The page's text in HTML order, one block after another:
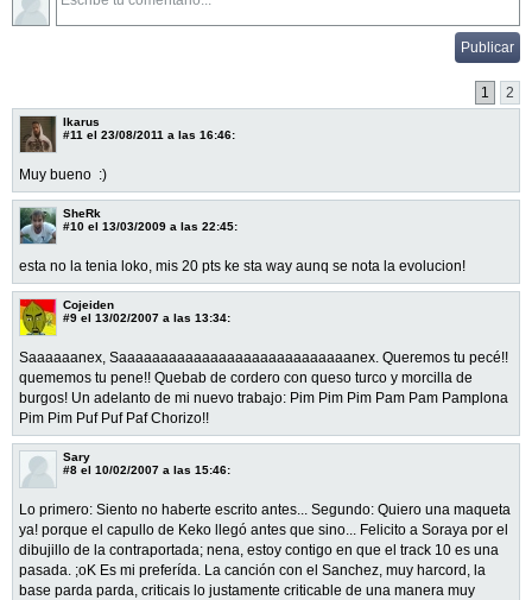
1 2
Ikarus
#11 el 23/08/2011 a las 16:46:
Muy bueno :)
SheRk
#10 el 13/03/2009 a las 22:45:
esta no la tenia loko, mis 20 pts ke sta way aunq se nota la evolucion!
Cojeiden
#9 el 13/02/2007 a las 13:34:
Saaaaaanex, Saaaaaaaaaaaaaaaaaaaaaaaaaaaanex. Queremos tu pecé!!
quememos tu pene!! Quebab de cordero con queso turco y morcilla de
burgos! Un adelanto de mi nuevo trabajo: Pim Pim Pim Pam Pam Pamplona
Pim Pim Puf Puf Paf Chorizo!!
Sary
#8 el 10/02/2007 a las 15:46:
Lo primero: Siento no haberte escrito antes... Segundo: Quiero una maqueta
ya! porque el capullo de Keko llegó antes que sino... Felicito a Soraya por el
dibujillo de la contraportada; nena, estoy contigo en que el track 10 es una
pasada. ;oK Es mi preferída. La canción con el Sanchez, muy harcord, la
base parda parda, criticais lo justamente criticable de una manera muy